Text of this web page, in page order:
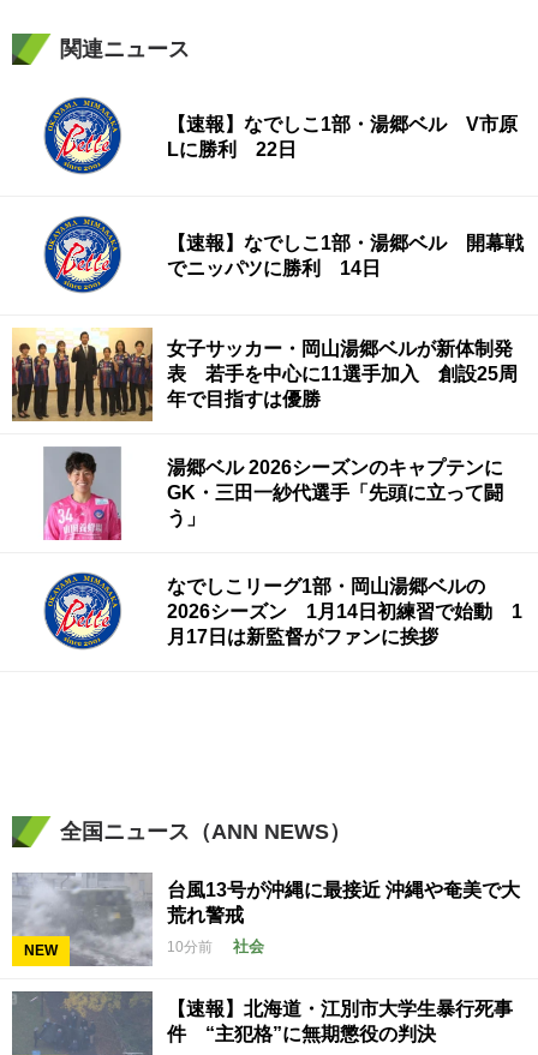
関連ニュース
【速報】なでしこ1部・湯郷ベル V市原
Lに勝利 22日
【速報】なでしこ1部・湯郷ベル 開幕戦
でニッパツに勝利 14日
女子サッカー・岡山湯郷ベルが新体制発
表 若手を中心に11選手加入 創設25周
年で目指すは優勝
湯郷ベル 2026シーズンのキャプテンに
GK・三田一紗代選手「先頭に立って闘
う」
なでしこリーグ1部・岡山湯郷ベルの
2026シーズン 1月14日初練習で始動 1
月17日は新監督がファンに挨拶
全国ニュース（ANN NEWS）
NEW
台風13号が沖縄に最接近 沖縄や奄美で大
荒れ警戒
10分前 社会
【速報】北海道・江別市大学生暴行死事
件 “主犯格”に無期懲役の判決